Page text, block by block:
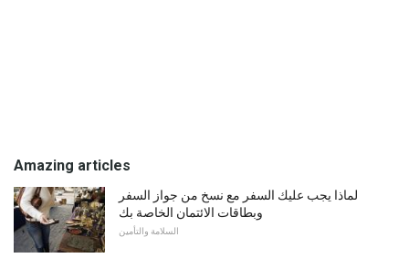
Amazing articles
لماذا يجب عليك السفر مع نسخ من جواز السفر
وبطاقات الائتمان الخاصة بك
السلامة والتأمين